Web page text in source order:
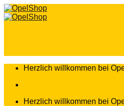
Zum
Inhalt
Herzlich willkommen bei
Herzlich willkommen bei